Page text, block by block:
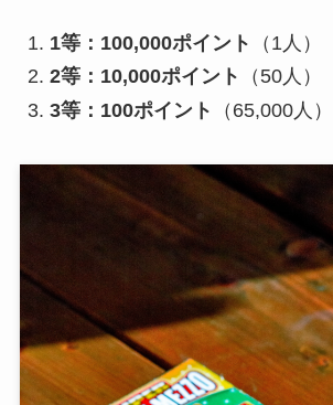
1等：100,000ポイント
（1人）
2等：10,000ポイント
（50人）
3等：100ポイント
（65,000人）